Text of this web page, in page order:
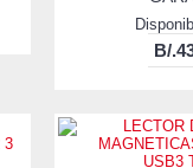
B/